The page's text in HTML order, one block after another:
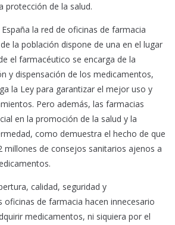
protección de la salud.
la red de oficinas de farmacia
la población dispone de una en el lugar
el farmacéutico se encarga de la
y dispensación de los medicamentos,
la Ley para garantizar el mejor uso y
Pero además, las farmacias
en la promoción de la salud y la
como demuestra el hecho de que
millones de consejos sanitarios ajenos a
calidad, seguridad y
oficinas de farmacia hacen innecesario
medicamentos, ni siquiera por el